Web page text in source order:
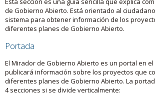
de Gobierno Abierto. Está orientado al
sistema para obtener información de los
diferentes planes de Gobierno Abierto.
Portada
El Mirador de Gobierno Abierto es un portal en el
publicará información sobre los proyectos que
diferentes planes de Gobierno Abierto. La
4 secciones si se divide verticalmente: